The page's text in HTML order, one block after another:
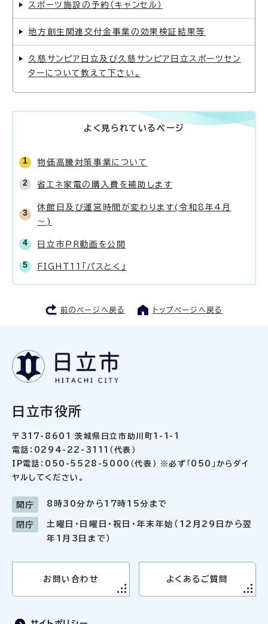
スポーツ施設の予約（キャンセル）
地方創生関連交付金事業の効果検証結果等
久慈サンピア日立及び久慈サンピア日立スポーツセン
ターについて教えて下さい。
よく見られているページ
物価高騰対策事業について
省エネ家電の購入費を補助します
休館日及び運営時間が変わります(令和8年4月
～)
日立市PR動画を公開
FIGHT11「パスとく」
前のページへ戻る トップページへ戻る
日立市役所
〒317-8601 茨城県日立市助川町1-1-1
電話：0294-22-3111（代表）
IP電話：050-5528-5000（代表） ※必ず「050」からダイ
ヤルしてください。
開庁 8時30分から17時15分まで
閉庁
土曜日・日曜日・祝日・年末年始（12月29日から翌
年1月3日まで）
お問い合わせ よくあるご質問